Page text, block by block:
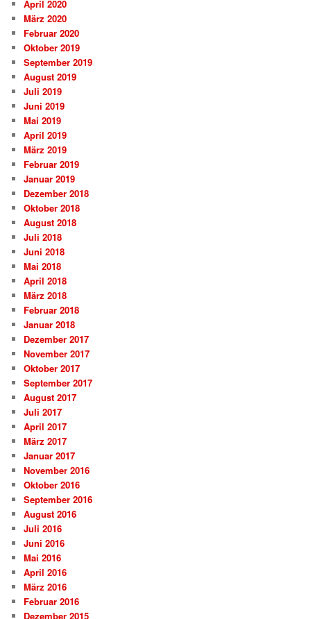
April 2020
März 2020
Februar 2020
Oktober 2019
September 2019
August 2019
Juli 2019
Juni 2019
Mai 2019
April 2019
März 2019
Februar 2019
Januar 2019
Dezember 2018
Oktober 2018
August 2018
Juli 2018
Juni 2018
Mai 2018
April 2018
März 2018
Februar 2018
Januar 2018
Dezember 2017
November 2017
Oktober 2017
September 2017
August 2017
Juli 2017
April 2017
März 2017
Januar 2017
November 2016
Oktober 2016
September 2016
August 2016
Juli 2016
Juni 2016
Mai 2016
April 2016
März 2016
Februar 2016
Dezember 2015